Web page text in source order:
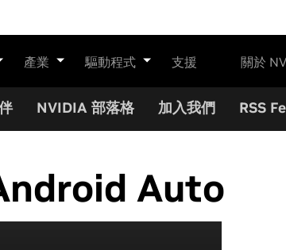
產業 驅動程式 支援 關於
NVIDIA 部落格 加入我們 RSS
Auto